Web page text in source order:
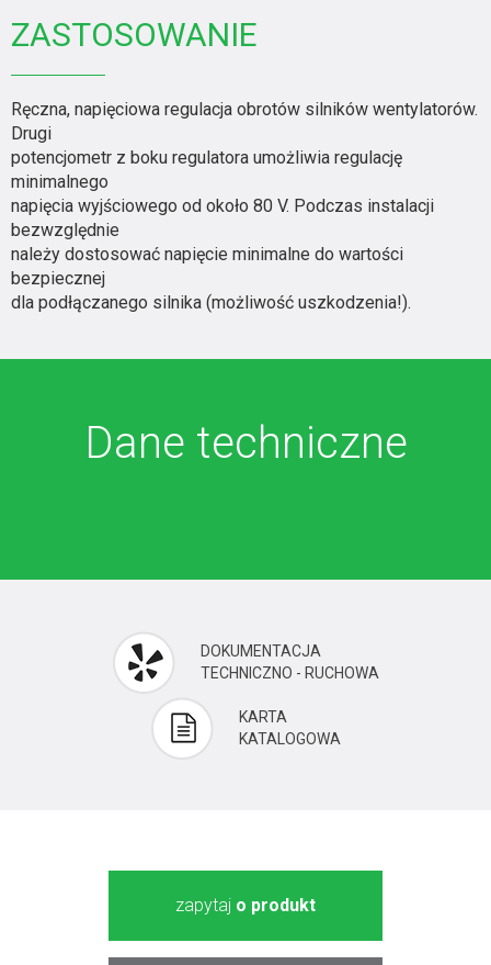
ZASTOSOWANIE
Ręczna, napięciowa regulacja obrotów silników wentylatorów.
Drugi
potencjometr z boku regulatora umożliwia regulację
minimalnego
napięcia wyjściowego od około 80 V. Podczas instalacji
bezwzględnie
należy dostosować napięcie minimalne do wartości
bezpiecznej
dla podłączanego silnika (możliwość uszkodzenia!).
Dane techniczne
DOKUMENTACJA
TECHNICZNO - RUCHOWA
KARTA
KATALOGOWA
zapytaj o produkt